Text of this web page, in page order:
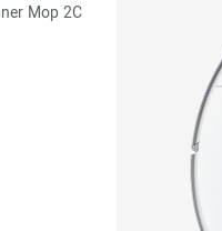
Mop 2C